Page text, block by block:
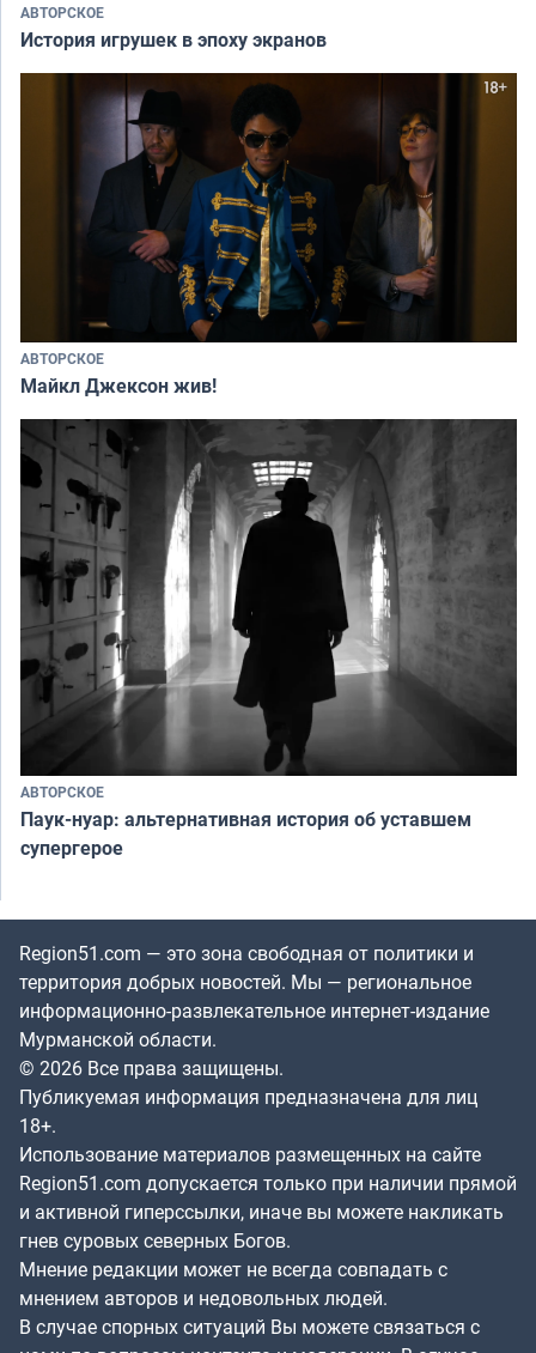
АВТОРСКОЕ
История игрушек в эпоху экранов
АВТОРСКОЕ
Майкл Джексон жив!
АВТОРСКОЕ
Паук-нуар: альтернативная история об уставшем
супергерое
Region51.com — это зона свободная от политики и
территория добрых новостей. Мы — региональное
информационно-развлекательное интернет-издание
Мурманской области.
© 2026 Все права защищены.
Публикуемая информация предназначена для лиц
18+.
Использование материалов размещенных на сайте
Region51.com допускается только при наличии прямой
и активной гиперссылки, иначе вы можете накликать
гнев суровых северных Богов.
Мнение редакции может не всегда совпадать с
мнением авторов и недовольных людей.
В случае спорных ситуаций Вы можете связаться с